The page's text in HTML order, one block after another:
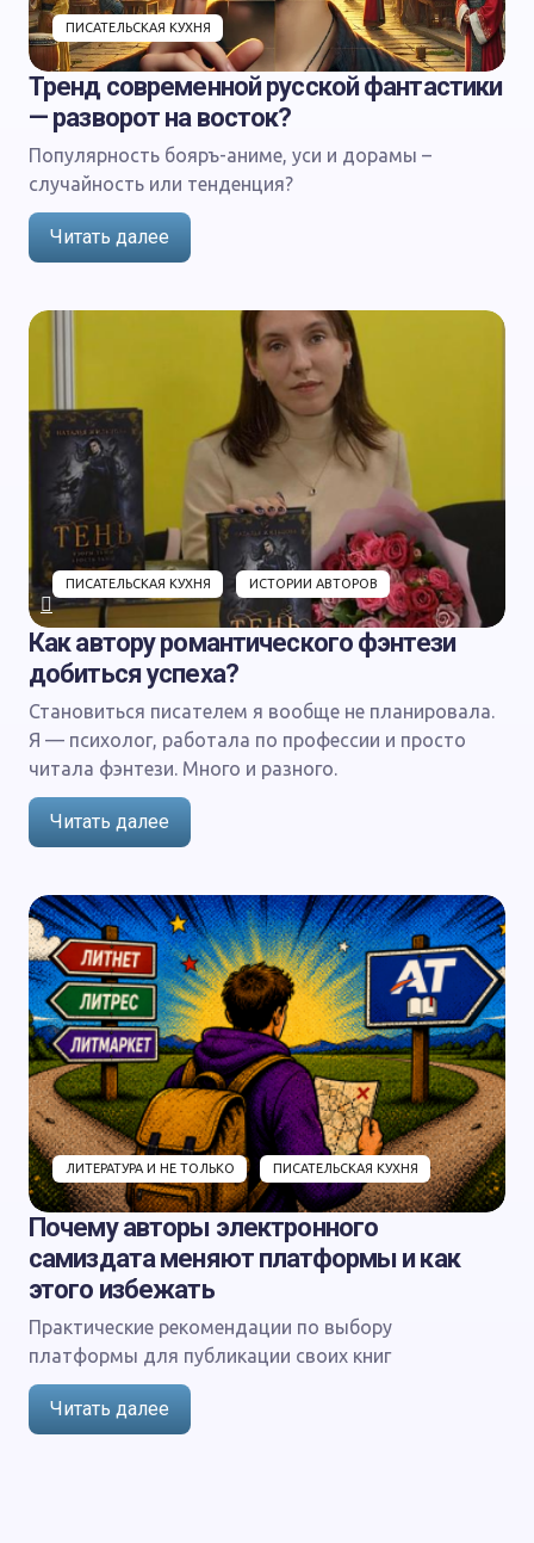
ПИСАТЕЛЬСКАЯ КУХНЯ
Тренд современной русской фантастики
— разворот на восток?
Популярность бояръ-аниме, уси и дорамы –
случайность или тенденция?
Читать далее
ПИСАТЕЛЬСКАЯ КУХНЯ ИСТОРИИ АВТОРОВ
Как автору романтического фэнтези
добиться успеха?
Становиться писателем я вообще не планировала.
Я — психолог, работала по профессии и просто
читала фэнтези. Много и разного.
Читать далее
ЛИТЕРАТУРА И НЕ ТОЛЬКО ПИСАТЕЛЬСКАЯ КУХНЯ
Почему авторы электронного
самиздата меняют платформы и как
этого избежать
Практические рекомендации по выбору
платформы для публикации своих книг
Читать далее